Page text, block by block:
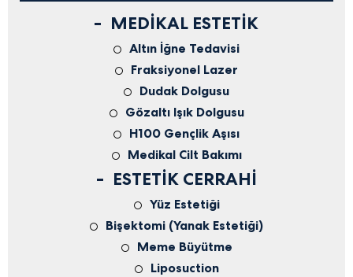
MEDIKAL ESTETIK
Altın İğne Tedavisi
Fraksiyonel Lazer
Dudak Dolgusu
Gözaltı Işık Dolgusu
H100 Gençlik Aşısı
Medikal Cilt Bakımı
ESTETIK CERRAHI
Yüz Estetiği
Bişektomi (Yanak Estetiği)
Meme Büyütme
Liposuction